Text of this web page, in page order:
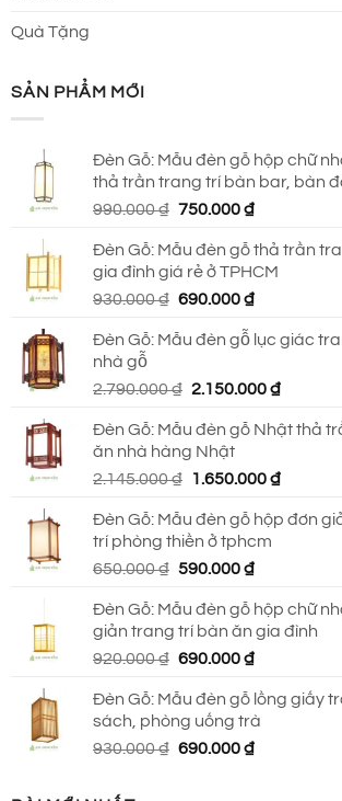
Quà Tặng
SẢN PHẨM MỚI
Đèn Gỗ: Mẫu đèn gỗ hộp chữ
thả trần trang trí bàn bar, bàn
990.000₫ Giá
là:
990.000 ₫.
750.000₫Giá
tại
là:
750.000 ₫.
Đèn Gỗ: Mẫu đèn gỗ thả trần
gia đình giá rẻ ở TPHCM
930.000₫ Giá
là:
690.000₫Giá
tại
690.000 ₫.
Đèn Gỗ: Mẫu đèn gỗ lục giác
nhà gỗ
2.790.000₫ Giá
là:
2.790.000 ₫.
2.150.000₫Giá
tại
Đèn Gỗ: Mẫu đèn gỗ Nhật thả
ăn nhà hàng Nhật
2.145.000₫
Giá
là:
2.145.000 ₫.
1.650.000₫Giá
tại
Đèn Gỗ: Mẫu đèn gỗ hộp đơn
trí phòng thiền ở tphcm
650.000₫ Giá
là:
650.000 ₫.
590.000₫Giá
tại
là:
590.000 ₫.
Đèn Gỗ: Mẫu đèn gỗ hộp chữ
giản trang trí bàn ăn gia đình
920.000₫ Giá
là:
920.000 ₫.
690.000₫Giá
tại
là:
690.000 ₫.
Đèn Gỗ: Mẫu đèn gỗ lồng giấy
sách, phòng uống trà
930.000₫ Giá
690.000₫Giá